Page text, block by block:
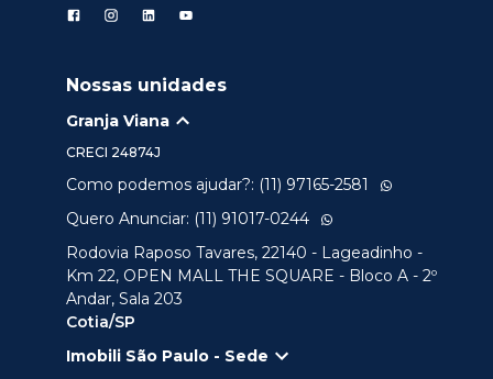
Nossas unidades
Granja Viana
CRECI 24874J
Como podemos ajudar?: (11) 97165-2581
Quero Anunciar: (11) 91017-0244
Rodovia Raposo Tavares, 22140 - Lageadinho -
Km 22, OPEN MALL THE SQUARE - Bloco A - 2º
Andar, Sala 203
Cotia/SP
Imobili São Paulo - Sede